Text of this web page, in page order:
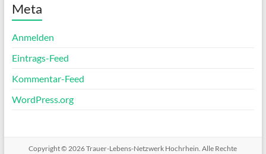
Meta
Anmelden
Eintrags-Feed
Kommentar-Feed
WordPress.org
Copyright © 2026Trauer-Lebens-Netzwerk Hochrhein. Alle Rechte